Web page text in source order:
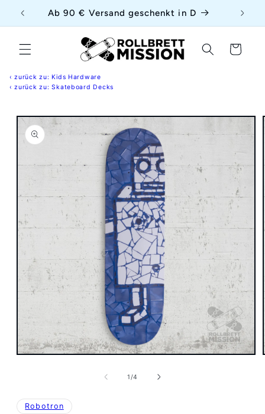
zum
Inhalt
Ab 90 € Versand geschenkt in D
Warenkorb
‹ zurück zu: Kids Hardware
‹ zurück zu: Skateboard Decks
Medien
1/von
4
Robotron
{{currency}}{{discount}} undefined
View Cart